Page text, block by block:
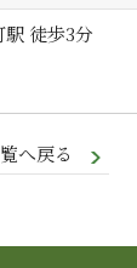
徒歩3分
へ戻る